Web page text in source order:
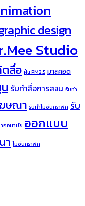
design
Studio
สื่อ ฝุ่น PM2.5 มาสคอต
รับทำสื่อการสอน รับทำ
ฆษณา รับทำโมชั่นกราฟิก รับ
กอนามัย ออกแบบ
า โมชั่นกราฟิก